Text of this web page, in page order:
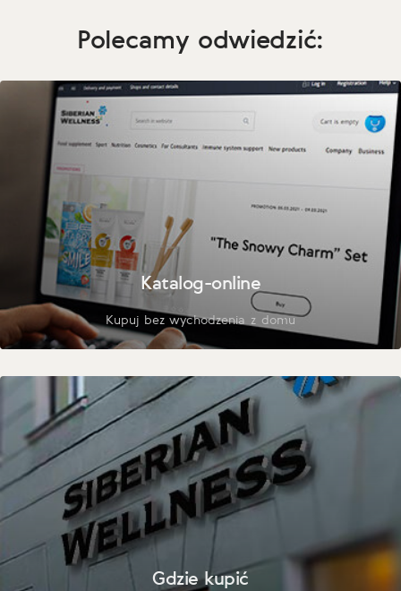
Polecamy odwiedzić:
Katalog-online
Kupuj bez wychodzenia z domu
Gdzie kupić